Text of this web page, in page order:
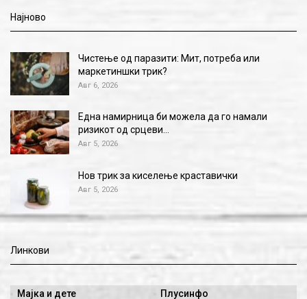
Најново
Чистење од паразити: Мит, потреба или
маркетиншки трик?
Авг 6, 2026
Една намирница би можела да го намали
ризикот од срцеви…
Авг 5, 2026
Нов трик за киселење краставички
Авг 5, 2026
Линкови
Мајка и дете Плусинфо